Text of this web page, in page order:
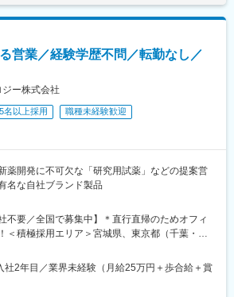
暇5日間は好きなタイミングで取得でき、土日も
施術や、食事・生活習慣・メンタルケアを組み
業務
活習慣のヒアリングを通じて最適なプランをご
】
率100％／復職後は時短勤務もOK（例：9:00～
／完全週休2日制＋特別休暇5日（好きなタイミ
、選考を通じて上下する可能性があります。月
当を含めた表記です。
営業／経験学歴不問／転勤なし／
ー株式会社
5名以上採用
職種未経験歓迎
薬開発に不可欠な「研究用試薬」などの提案営
名な自社ブランド製品
不要／全国で募集中】＊直行直帰のためオフィ
＜積極採用エリア＞宮城県、東京都（千葉・埼
社2年目／業界未経験（月給25万円＋歩合給＋賞